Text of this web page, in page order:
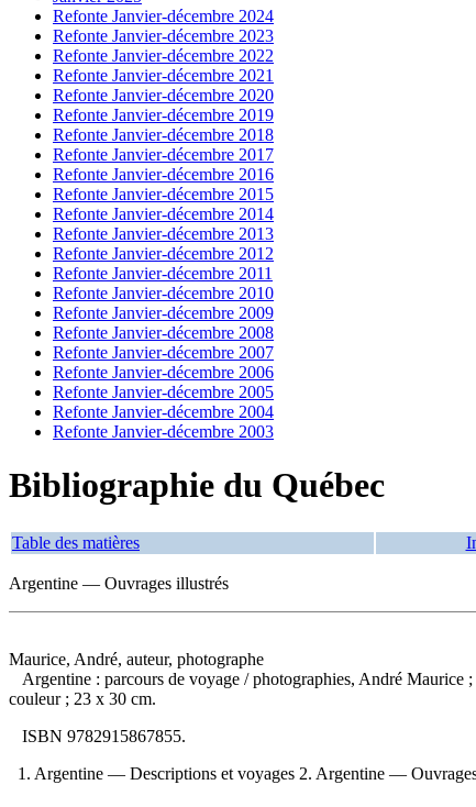
Refonte Janvier-décembre 2024
Refonte Janvier-décembre 2023
Refonte Janvier-décembre 2022
Refonte Janvier-décembre 2021
Refonte Janvier-décembre 2020
Refonte Janvier-décembre 2019
Refonte Janvier-décembre 2018
Refonte Janvier-décembre 2017
Refonte Janvier-décembre 2016
Refonte Janvier-décembre 2015
Refonte Janvier-décembre 2014
Refonte Janvier-décembre 2013
Refonte Janvier-décembre 2012
Refonte Janvier-décembre 2011
Refonte Janvier-décembre 2010
Refonte Janvier-décembre 2009
Refonte Janvier-décembre 2008
Refonte Janvier-décembre 2007
Refonte Janvier-décembre 2006
Refonte Janvier-décembre 2005
Refonte Janvier-décembre 2004
Refonte Janvier-décembre 2003
Bibliographie du Québec
Table des matières
Argentine — Ouvrages illustrés
Maurice, André, auteur, photographe
Argentine : parcours de voyage / photographies, André Maurice
couleur ; 23 x 30 cm.
ISBN 9782915867855.
1. Argentine — Descriptions et voyages 2. Argentine —